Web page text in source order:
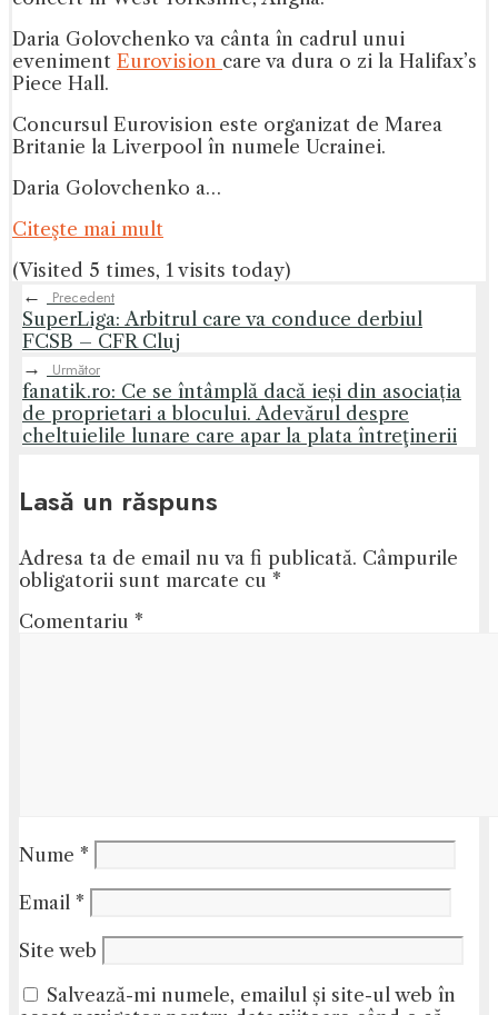
Daria Golovchenko va cânta în cadrul unui
eveniment Eurovision care va dura o zi la Halifax’s
Piece Hall.
Concursul Eurovision este organizat de Marea
Britanie la Liverpool în numele Ucrainei.
Daria Golovchenko a…
Citeşte mai mult
(Visited 5 times, 1 visits today)
←
Precedent
SuperLiga: Arbitrul care va conduce derbiul
FCSB – CFR Cluj
→
Următor
fanatik.ro: Ce se întâmplă dacă ieși din asociația
de proprietari a blocului. Adevărul despre
cheltuielile lunare care apar la plata întreţinerii
Lasă un răspuns
Adresa ta de email nu va fi publicată. Câmpurile
obligatorii sunt marcate cu *
Comentariu *
Nume *
Email *
Site web
Salvează-mi numele, emailul și site-ul web în